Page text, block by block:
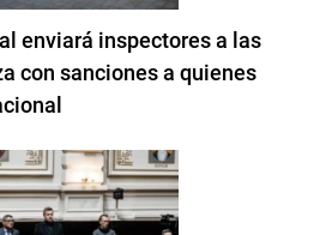
enviará inspectores a las
con sanciones a quienes